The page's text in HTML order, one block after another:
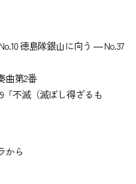
徳島隊銀山に向う ― No.37
曲第2番
「不滅（滅ぼし得ざるも
から